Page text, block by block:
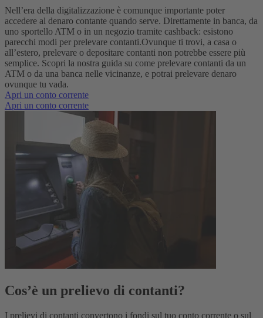
Nell’era della digitalizzazione è comunque importante poter
accedere al denaro contante quando serve. Direttamente in banca, da
uno sportello ATM o in un negozio tramite cashback: esistono
parecchi modi per prelevare contanti.Ovunque ti trovi, a casa o
all’estero, prelevare o depositare contanti non potrebbe essere più
semplice. Scopri la nostra guida su come prelevare contanti da un
ATM o da una banca nelle vicinanze, e potrai prelevare denaro
ovunque tu vada.
Apri un conto corrente
Apri un conto corrente
Cos’è un prelievo di contanti?
I prelievi di contanti convertono i fondi sul tuo conto corrente o sul